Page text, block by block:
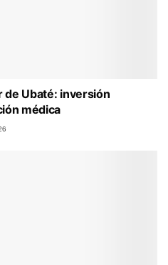
de Ubaté: inversión
médica